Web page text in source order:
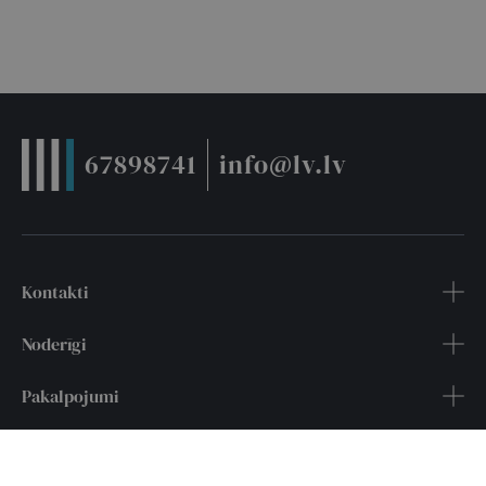
67898741 info@lv.lv
Kontakti
Noderīgi
Pakalpojumi